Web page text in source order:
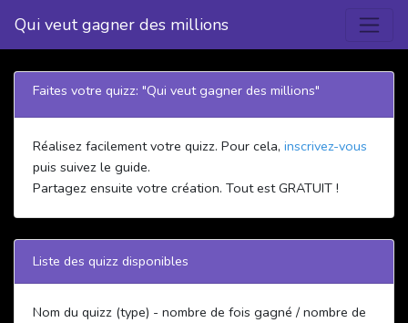
Qui veut gagner des millions
Faites votre quizz: "Qui veut gagner des millions"
Réalisez facilement votre quizz. Pour cela, inscrivez-vous
puis suivez le guide.
Partagez ensuite votre création. Tout est GRATUIT !
Liste des quizz disponibles
Nom du quizz (type) - nombre de fois gagné / nombre de